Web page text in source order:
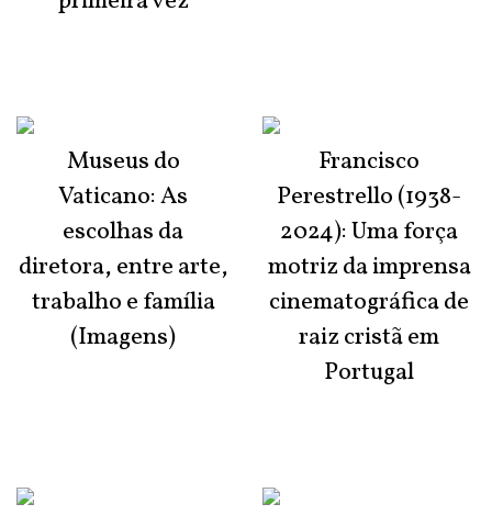
Museus do
Vaticano: As
escolhas da
diretora, entre arte,
trabalho e família
(Imagens)
Francisco
Perestrello (1938-
2024): Uma força
motriz da imprensa
cinematográfica de
raiz cristã em
Portugal